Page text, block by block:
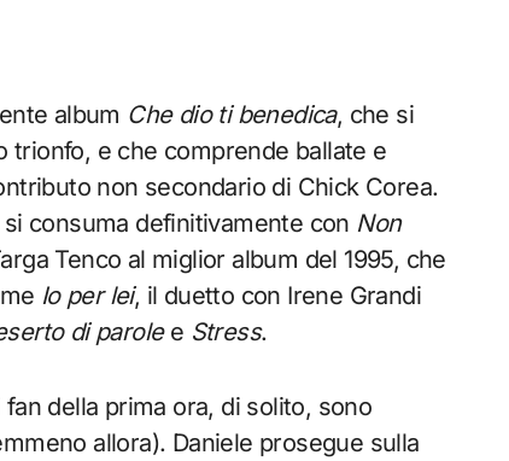
album Che dio ti benedica, che si
trionfo, e che comprende ballate e
non secondario di Chick Corea.
consuma definitivamente con Non
Tenco al miglior album del 1995, che
Io per lei, il duetto con Irene Grandi
di parolee Stress.
della prima ora, di solito, sono
allora). Daniele prosegue sulla